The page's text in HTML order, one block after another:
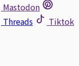
Mastodon
Threads
Tiktok